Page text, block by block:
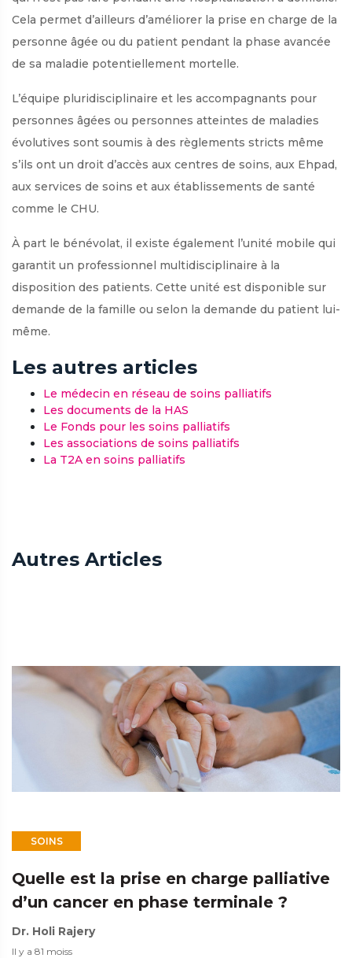
Cela permet d’ailleurs d’améliorer la prise en charge de la
personne âgée ou du patient pendant la phase avancée
de sa maladie potentiellement mortelle.
L’équipe pluridisciplinaire et les accompagnants pour
personnes âgées ou personnes atteintes de maladies
évolutives sont soumis à des règlements stricts même
s’ils ont un droit d’accès aux centres de soins, aux Ehpad,
aux services de soins et aux établissements de santé
comme le CHU.
À part le bénévolat, il existe également l’unité mobile qui
garantit un professionnel multidisciplinaire à la
disposition des patients. Cette unité est disponible sur
demande de la famille ou selon la demande du patient lui-
même.
Les autres articles
Le médecin en réseau de soins palliatifs
Les documents de la HAS
Le Fonds pour les soins palliatifs
Les associations de soins palliatifs
La T2A en soins palliatifs
Autres Articles
SOINS
Quelle est la prise en charge palliative
d’un cancer en phase terminale ?
Dr. Holi Rajery
Il y a 81 moiss